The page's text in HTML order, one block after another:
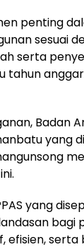
penting
sesuai
serta
tahun
Badan
yang
yang
bagi
efisien,